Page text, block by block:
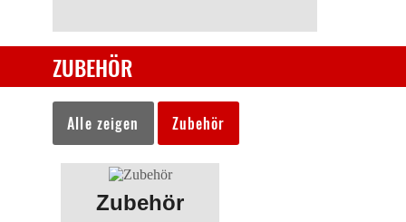
ZUBEHÖR
Alle zeigen Zubehör
Zubehör